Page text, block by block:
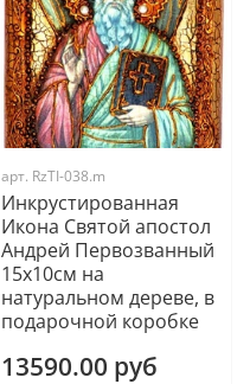
арт. RzTI-038.m
Инкрустированная
Икона Святой апостол
Андрей Первозванный
15х10см на
натуральном дереве, в
подарочной коробке
13590.00 руб